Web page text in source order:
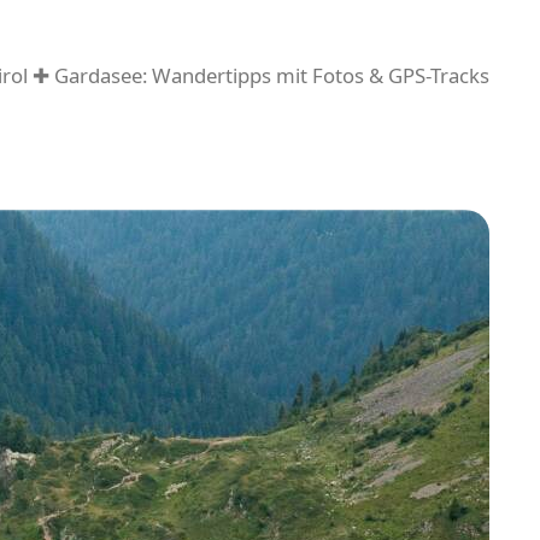
✚ Gardasee: Wandertipps mit Fotos & GPS-Tracks